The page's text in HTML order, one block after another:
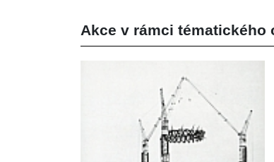
Akce v rámci tématického